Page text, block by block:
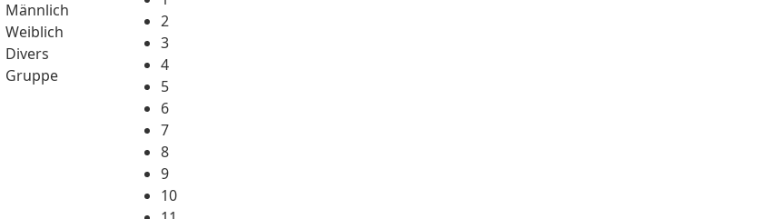
Männlich
Weiblich
Divers
Gruppe
2
3
4
5
6
7
8
9
10